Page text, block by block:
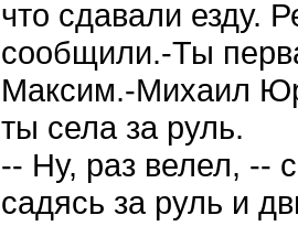
что сдавали езду.
сообщили.-Ты
Максим.-Михаил
ты села за руль.
-- Ну, раз велел, --
садясь за руль и